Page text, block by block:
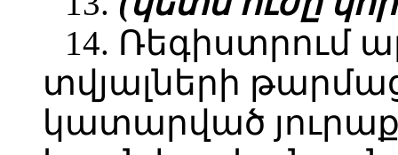
14. Ռեգիստրում
տվյալների
կատարված